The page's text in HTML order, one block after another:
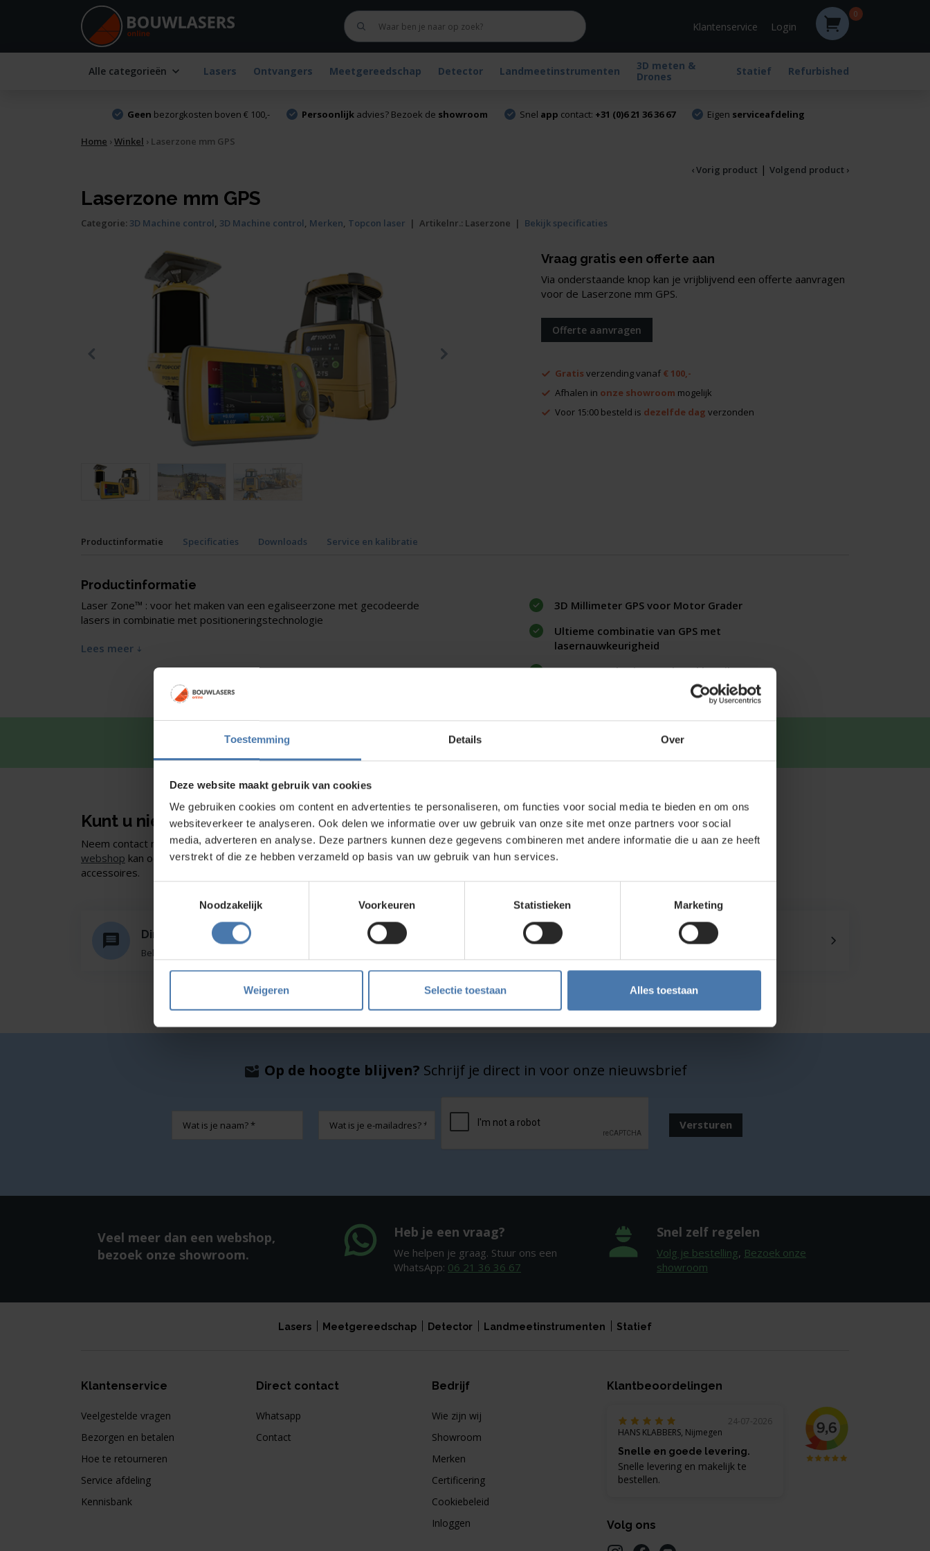
Toestemming Details Over
Deze website maakt gebruik van cookies
We gebruiken cookies om content en advertenties te personaliseren, om functies voor social media te bieden en om ons
websiteverkeer te analyseren. Ook delen we informatie over uw gebruik van onze site met onze partners voor social
media, adverteren en analyse. Deze partners kunnen deze gegevens combineren met andere informatie die u aan ze heeft
verstrekt of die ze hebben verzameld op basis van uw gebruik van hun services.
Noodzakelijk
Voorkeuren Statistieken Marketing
Weigeren Selectie toestaan Alles toestaan
Klantenservice Login
0
Alle categorieën Lasers Ontvangers Meetgereedschap Detector Landmeetinstrumenten
3D meten &
Drones
Statief Refurbished
Geen bezorgkosten boven € 100,- Persoonlijkadvies? Bezoek de showroom Snel app contact: +31 (0)6 21 36 36 67 Eigen serviceafdeling
Home ›Winkel › Laserzone mm GPS
‹ Vorig product | Volgend product ›
Laserzone mm GPS
Categorie: 3D Machine control, 3D Machine control, Merken, Topcon laser | Artikelnr.: Laserzone | Bekijk specificaties
Vraag gratis een offerte aan
Via onderstaande knop kan je vrijblijvend een offerte aanvragen
voor de Laserzone mm GPS.
Offerte aanvragen
Gratis verzending vanaf € 100,-
Afhalen in onze showroom mogelijk
Voor 15:00 besteld is dezelfde dag verzonden
Productinformatie Specificaties Downloads Service en kalibratie
Productinformatie
Laser Zone™ : voor het maken van een egaliseerzone met gecodeerde
lasers in combinatie met positioneringstechnologie
Lees meer
3D Millimeter GPS voor Motor Grader
Ultieme combinatie van GPS met
lasernauwkeurigheid
2400 meter horizontaal werkbereik
Snel en direct contact? We beantwoorden je vragen graag via
Kunt u niet vinden wat u zoekt?
Neem contact met ons op of of bezoek onze showroom in Nieuwegein. Zelf rondkijken in de
webshop kan ook. Ontdek ons assortiment aanbouwlasers, meetinstrumenten en
accessoires.
Direct en snel contact
Bel Whatsapp of mail
Service en kalibratie Onze showroom
Op de hoogte blijven? Schrijf je direct in voor onze nieuwsbrief
mailadres
Versturen
Veel meer dan een webshop,
bezoek onze showroom.
Heb je een vraag?
We helpen je graag. Stuur ons een
WhatsApp: 06 21 36 36 67
Snel zelf regelen
Volg je bestelling, Bezoek onze
showroom
Lasers Meetgereedschap Detector Landmeetinstrumenten Statief
Klantenservice
Veelgestelde vragen
Bezorgen en betalen
Hoe te retourneren
Service afdeling
Kennisbank
Direct contact
Whatsapp
Contact
Bedrijf
Wie zijn wij
Showroom
Merken
Certificering
Cookiebeleid
Inloggen
Klantbeoordelingen
24-07-2026
HANS KLABBERS, Nijmegen
Snelle en goede levering.
Snelle levering en makelijk te
bestellen.
Volg ons